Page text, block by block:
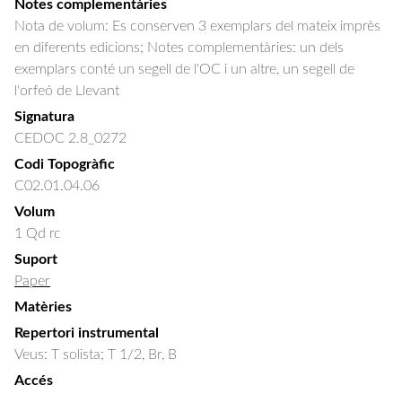
Notes complementàries
Nota de volum: Es conserven 3 exemplars del mateix imprès
en diferents edicions; Notes complementàries: un dels
exemplars conté un segell de l'OC i un altre, un segell de
l'orfeó de Llevant
Signatura
CEDOC 2.8_0272
Codi Topogràfic
C02.01.04.06
Volum
1 Qd rc
Suport
Paper
Matèries
Repertori instrumental
Veus: T solista; T 1/2, Br, B
Accés